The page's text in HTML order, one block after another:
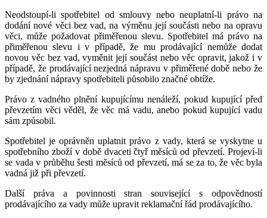
Neodstoupí-li spotřebitel od smlouvy nebo neuplatní-li právo na
dodání nové věci bez vad, na výměnu její součásti nebo na opravu
věci, může požadovat přiměřenou slevu. Spotřebitel má právo na
přiměřenou slevu i v případě, že mu prodávající nemůže dodat
novou věc bez vad, vyměnit její součást nebo věc opravit, jakož i v
případě, že prodávající nezjedná nápravu v přiměřené době nebo že
by zjednání nápravy spotřebiteli působilo značné obtíže.
Právo z vadného plnění kupujícímu nenáleží, pokud kupující před
převzetím věci věděl, že věc má vadu, anebo pokud kupující vadu
sám způsobil.
Spotřebitel je oprávněn uplatnit právo z vady, která se vyskytne u
spotřebního zboží v době dvaceti čtyř měsíců od převzetí. Projeví-li
se vada v průběhu šesti měsíců od převzetí, má se za to, že věc byla
vadná již při převzetí.
Další práva a povinnosti stran související s odpovědností
prodávajícího za vady může upravit reklamační řád prodávajícího.